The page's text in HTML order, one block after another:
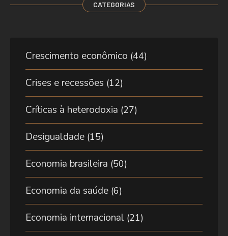
CATEGORIAS
Crescimento econômico (44)
Crises e recessões (12)
Críticas à heterodoxia (27)
Desigualdade (15)
Economia brasileira (50)
Economia da saúde (6)
Economia internacional (21)